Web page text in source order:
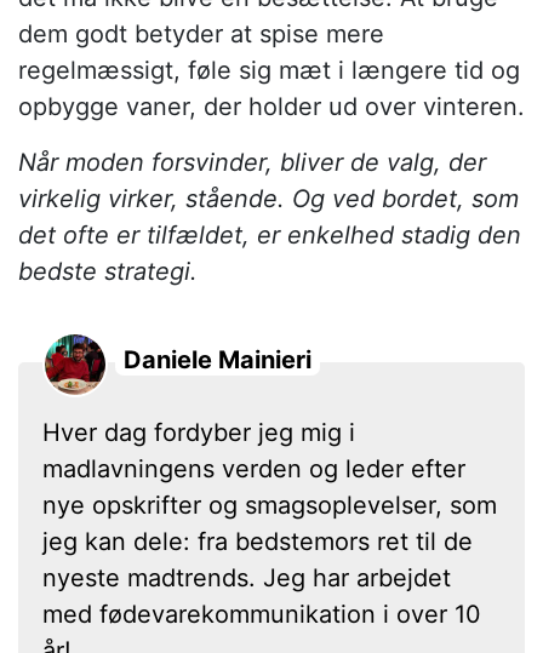
dem godt betyder at spise mere
regelmæssigt, føle sig mæt i længere tid og
opbygge vaner, der holder ud over vinteren.
Når moden forsvinder, bliver de valg, der
virkelig virker, stående. Og ved bordet, som
det ofte er tilfældet, er enkelhed stadig den
bedste strategi.
Daniele Mainieri
Hver dag fordyber jeg mig i
madlavningens verden og leder efter
nye opskrifter og smagsoplevelser, som
jeg kan dele: fra bedstemors ret til de
nyeste madtrends. Jeg har arbejdet
med fødevarekommunikation i over 10